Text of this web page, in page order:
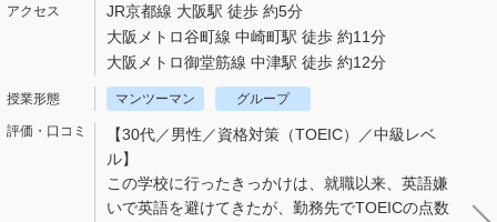
JR京都線 大阪駅 徒歩 約5分
大阪メトロ谷町線 中崎町駅 徒歩 約11分
大阪メトロ御堂筋線 中津駅 徒歩 約12分
マンツーマン グループ
【30代／男性／資格対策（TOEIC）／中級レベ
ル】
この学校に行ったきっかけは、就職以来、英語嫌
いで英語を避けてきたが、勤務先でTOEICの点数